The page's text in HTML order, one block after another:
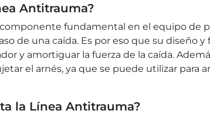
Antitrauma?
fundamental en el equipo de
de una caída. Es por eso que su diseño
y amortiguar la fuerza de la caída.
el arnés, ya que se puede utilizar
la Línea Antitrauma?